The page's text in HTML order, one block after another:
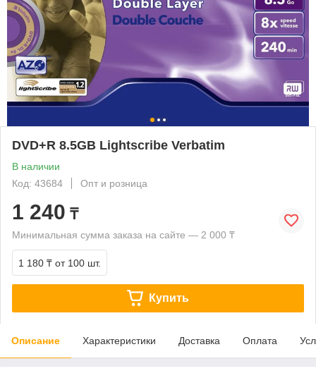
DVD+R 8.5GB Lightscribe Verbatim
В наличии
Код: 43684
Опт и розница
1 240 ₸
Минимальная сумма заказа на сайте — 2 000 ₸
1 180 ₸ от 100 шт.
Купить
Описание Характеристики Доставка Оплата